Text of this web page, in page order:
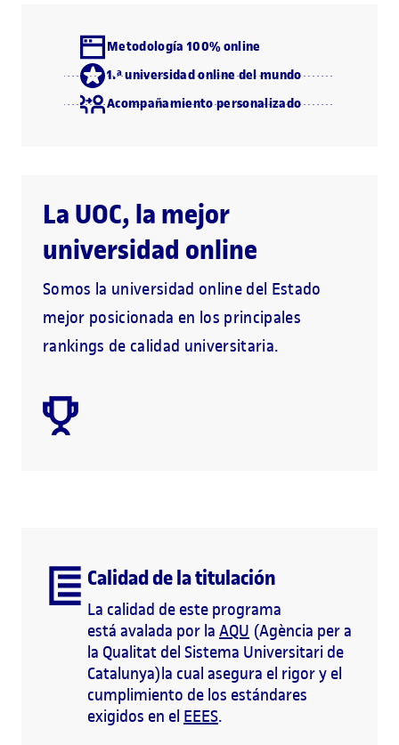
Metodología 100% online
1.ª universidad online del mundo
Acompañamiento personalizado
La UOC, la mejor
universidad online
Somos la universidad online del Estado
mejor posicionada en los principales
rankings de calidad universitaria.
Calidad de la titulación
La calidad de este programa
está avalada por la AQU (Agència per a
la Qualitat del Sistema Universitari de
Catalunya)la cual asegura el rigor y el
cumplimiento de los estándares
exigidos en el EEES.